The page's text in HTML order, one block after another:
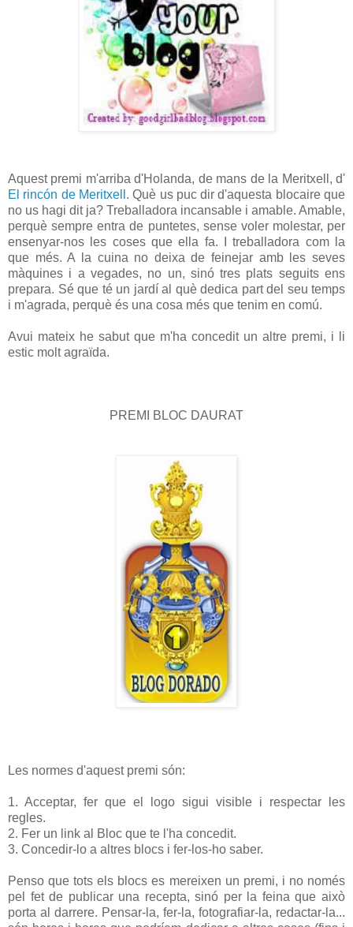
Aquest premi m'arriba d'Holanda, de mans de la Meritxell, d'
El rincón de Meritxell . Què us puc dir d'aquesta blocaire que
no us hagi dit ja? Treballadora incansable i amable. Amable,
perquè sempre entra de puntetes, sense voler molestar, per
ensenyar-nos les coses que ella fa. I treballadora com la
que més. A la cuina no deixa de feinejar amb les seves
màquines i a vegades, no un, sinó tres plats seguits ens
prepara. Sé que té un jardí al què dedica part del seu temps
i m'agrada, perquè és una cosa més que tenim en comú.
Avui mateix he sabut que m'ha concedit un altre premi, i li
estic molt agraïda.
PREMI BLOC DAURAT
Les normes d'aquest premi són:
1. Acceptar, fer que el logo sigui visible i respectar les
regles.
2. Fer un link al Bloc que te l'ha concedit.
3. Concedir-lo a altres blocs i fer-los-ho saber.
Penso que tots els blocs es mereixen un premi, i no només
pel fet de publicar una recepta, sinó per la feina que això
porta al darrere. Pensar-la, fer-la, fotografiar-la, redactar-la...